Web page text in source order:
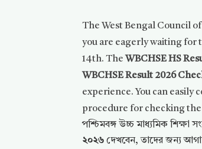
The West Bengal Council
you are eagerly waiting for
14th. The WBCHSE HS
WBCHSE Result 2026
experience. You can easily
procedure for checking
পশ্চিমবঙ্গ উচ্চ মাধ্যমিক
২০২৬ দেখবেন, তাদের জন্য